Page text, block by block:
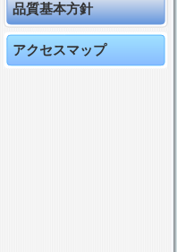
品質基本方針
アクセスマップ